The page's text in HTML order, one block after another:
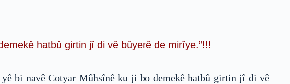
hatbû girtin jî di vê bûyerê de mirîye.”!!!
bi navê Cotyar Mûhsînê ku ji bo demekê hatbû girtin jî di vê